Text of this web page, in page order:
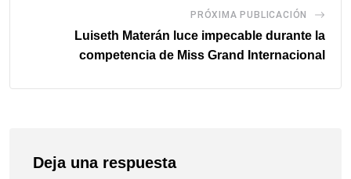
PRÓXIMA PUBLICACIÓN
Luiseth Materán luce impecable durante la
competencia de Miss Grand Internacional
Deja una respuesta